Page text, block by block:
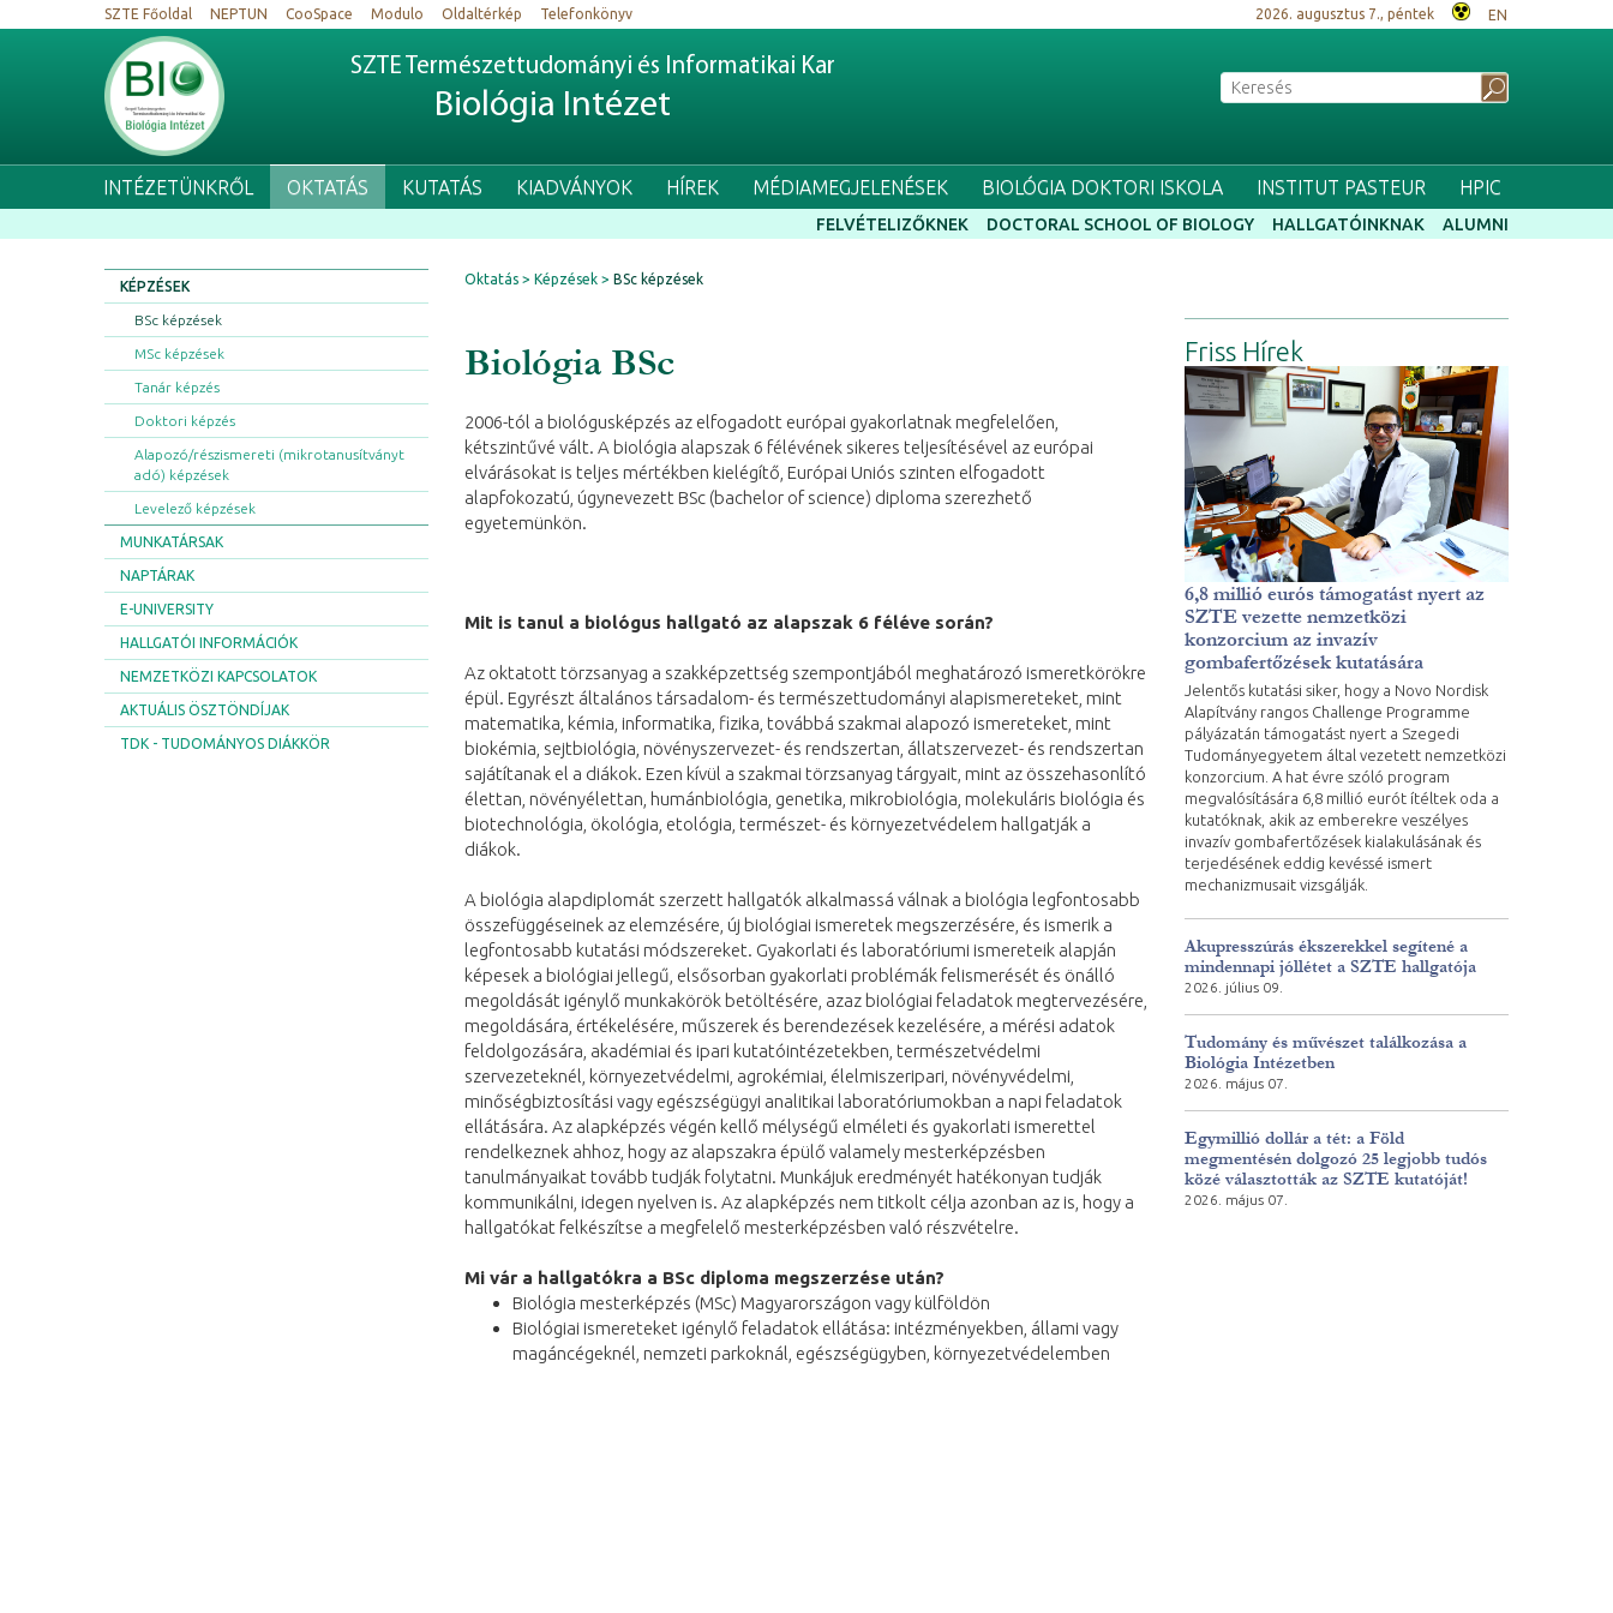
SZTE Főoldal NEPTUN CooSpace Modulo Oldaltérkép Telefonkönyv 2026. augusztus 7., péntek EN
SZTE Természettudományi és Informatikai Kar
Biológia Intézet
INTÉZETÜNKRŐL OKTATÁS KUTATÁS KIADVÁNYOK HÍREK MÉDIAMEGJELENÉSEK BIOLÓGIA DOKTORI ISKOLA INSTITUT PASTEUR HPIC
FELVÉTELIZŐKNEK DOCTORAL SCHOOL OF BIOLOGY HALLGATÓINKNAK ALUMNI
KÉPZÉSEK
BSc képzések
MSc képzések
Tanár képzés
Doktori képzés
Alapozó/részismereti (mikrotanusítványt
adó) képzések
Levelező képzések
MUNKATÁRSAK
NAPTÁRAK
E-UNIVERSITY
HALLGATÓI INFORMÁCIÓK
NEMZETKÖZI KAPCSOLATOK
AKTUÁLIS ÖSZTÖNDÍJAK
TDK - TUDOMÁNYOS DIÁKKÖR
Oktatás Képzések BSc képzések
Biológia BSc
2006-tól a biológusképzés az elfogadott európai gyakorlatnak megfelelően,
kétszintűvé vált. A biológia alapszak 6 félévének sikeres teljesítésével az európai
elvárásokat is teljes mértékben kielégítő, Európai Uniós szinten elfogadott
alapfokozatú, úgynevezett BSc (bachelor of science) diploma szerezhető
egyetemünkön.
Mit is tanul a biológus hallgató az alapszak 6 féléve során?
Az oktatott törzsanyag a szakképzettség szempontjából meghatározó ismeretkörökre
épül. Egyrészt általános társadalom- és természettudományi alapismereteket, mint
matematika, kémia, informatika, fizika, továbbá szakmai alapozó ismereteket, mint
biokémia, sejtbiológia, növényszervezet- és rendszertan, állatszervezet- és rendszertan
sajátítanak el a diákok. Ezen kívül a szakmai törzsanyag tárgyait, mint az összehasonlító
élettan, növényélettan, humánbiológia, genetika, mikrobiológia, molekuláris biológia és
biotechnológia, ökológia, etológia, természet- és környezetvédelem hallgatják a
diákok.
A biológia alapdiplomát szerzett hallgatók alkalmassá válnak a biológia legfontosabb
összefüggéseinek az elemzésére, új biológiai ismeretek megszerzésére, és ismerik a
legfontosabb kutatási módszereket. Gyakorlati és laboratóriumi ismereteik alapján
képesek a biológiai jellegű, elsősorban gyakorlati problémák felismerését és önálló
megoldását igénylő munkakörök betöltésére, azaz biológiai feladatok megtervezésére,
megoldására, értékelésére, műszerek és berendezések kezelésére, a mérési adatok
feldolgozására, akadémiai és ipari kutatóintézetekben, természetvédelmi
szervezeteknél, környezetvédelmi, agrokémiai, élelmiszeripari, növényvédelmi,
minőségbiztosítási vagy egészségügyi analitikai laboratóriumokban a napi feladatok
ellátására. Az alapképzés végén kellő mélységű elméleti és gyakorlati ismerettel
rendelkeznek ahhoz, hogy az alapszakra épülő valamely mesterképzésben
tanulmányaikat tovább tudják folytatni. Munkájuk eredményét hatékonyan tudják
kommunikálni, idegen nyelven is. Az alapképzés nem titkolt célja azonban az is, hogy a
hallgatókat felkészítse a megfelelő mesterképzésben való részvételre.
Mi vár a hallgatókra a BSc diploma megszerzése után?
Biológia mesterképzés (MSc) Magyarországon vagy külföldön
Biológiai ismereteket igénylő feladatok ellátása: intézményekben, állami vagy
magáncégeknél, nemzeti parkoknál, egészségügyben, környezetvédelemben
Friss Hírek
6,8 millió eurós támogatást nyert az
SZTE vezette nemzetközi
konzorcium az invazív
gombafertőzések kutatására
Jelentős kutatási siker, hogy a Novo Nordisk
Alapítvány rangos Challenge Programme
pályázatán támogatást nyert a Szegedi
Tudományegyetem által vezetett nemzetközi
konzorcium. A hat évre szóló program
megvalósítására 6,8 millió eurót ítéltek oda a
kutatóknak, akik az emberekre veszélyes
invazív gombafertőzések kialakulásának és
terjedésének eddig kevéssé ismert
mechanizmusait vizsgálják.
Akupresszúrás ékszerekkel segítené a
mindennapi jóllétet a SZTE hallgatója
2026. július 09.
Tudomány és művészet találkozása a
Biológia Intézetben
2026. május 07.
Egymillió dollár a tét: a Föld
megmentésén dolgozó 25 legjobb tudós
közé választották az SZTE kutatóját!
2026. május 07.